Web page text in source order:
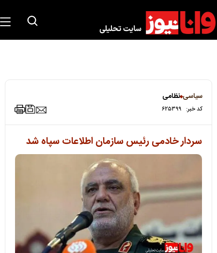
سیاسی نظامی
کد خبر: ۶۲۵۳۹۹
سردار خادمی رئیس سازمان اطلاعات سپاه شد